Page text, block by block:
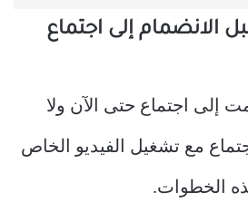
الانضمام إلى اجتماع
إلى اجتماع حتى الآن ولا
مع تشغيل الفيديو الخاص
الخطوات.